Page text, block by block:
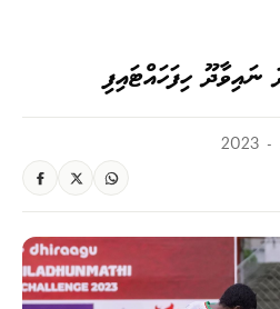
ހިފަހައްޓައިފި